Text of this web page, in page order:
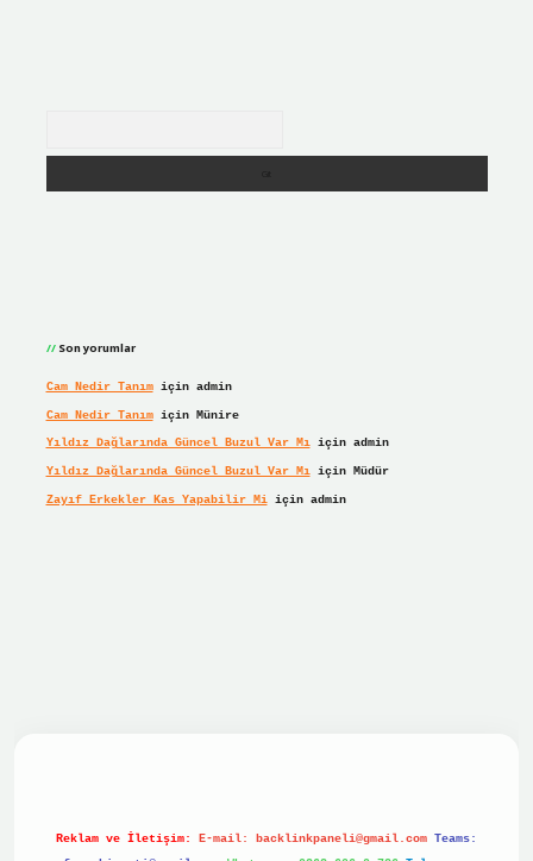
Son yorumlar
Cam Nedir Tanımiçin admin
Cam Nedir Tanımiçin Münire
Yıldız Dağlarında Güncel Buzul Var Mıiçin admin
Yıldız Dağlarında Güncel Buzul Var Mıiçin Müdür
Zayıf Erkekler Kas Yapabilir Miiçin admin
Reklam ve İletişim: E-mail: backlinkpaneli@gmail.com Teams: